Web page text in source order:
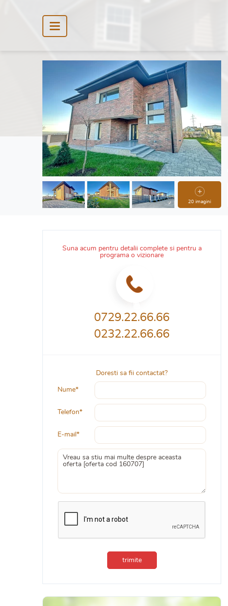
20 imagini
Suna acum pentru detalii complete si pentru a
programa o vizionare
0729.22.66.66
0232.22.66.66
Doresti sa fii contactat?
Nume*
Telefon*
E-mail*
trimite